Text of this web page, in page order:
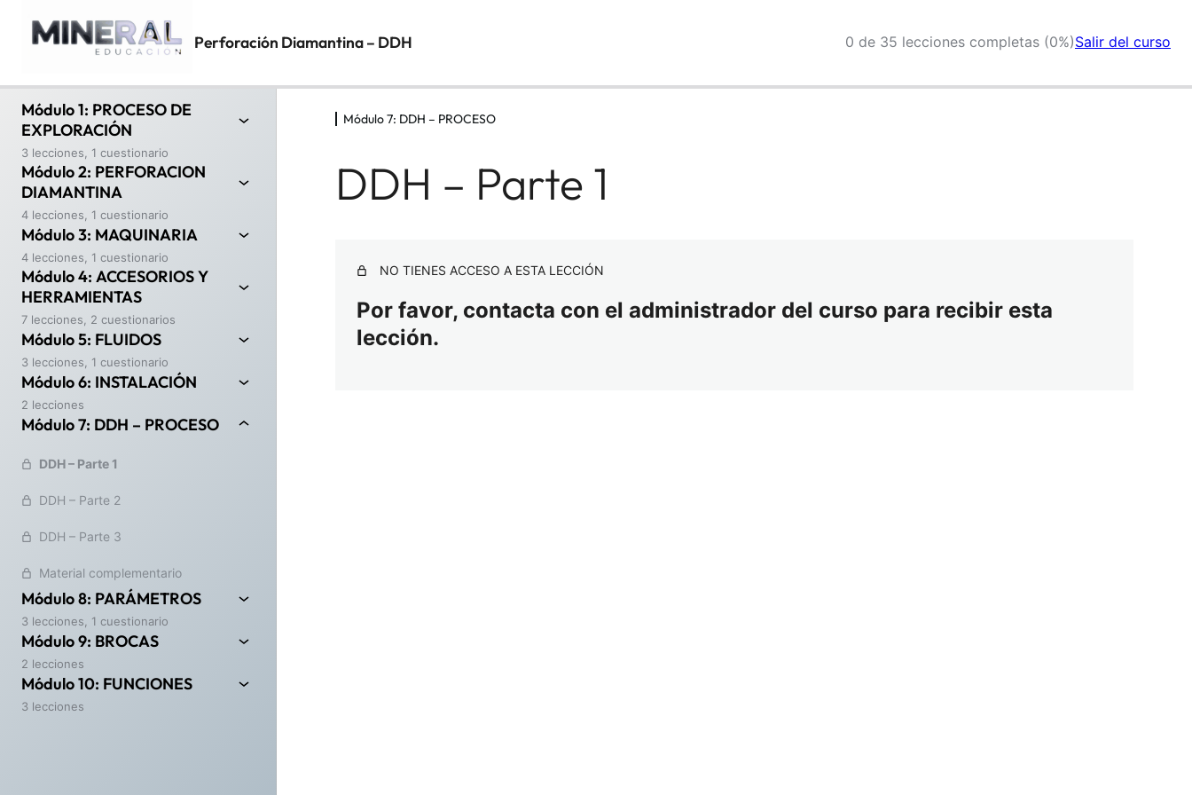
Perforación Diamantina – DDH 0 de 35 lecciones completas (0%)Salir del curso
Módulo 1: PROCESO DE
EXPLORACIÓN
3 lecciones, 1 cuestionario
Módulo 2: PERFORACION
DIAMANTINA
4 lecciones, 1 cuestionario
Módulo 3: MAQUINARIA
4 lecciones, 1 cuestionario
Módulo 4: ACCESORIOS Y
HERRAMIENTAS
7 lecciones, 2 cuestionarios
Módulo 5: FLUIDOS
3 lecciones, 1 cuestionario
Módulo 6: INSTALACIÓN
2 lecciones
Módulo 7: DDH – PROCESO
DDH – Parte 1
DDH – Parte 2
DDH – Parte 3
Material complementario
Módulo 8: PARÁMETROS
3 lecciones, 1 cuestionario
Módulo 9: BROCAS
2 lecciones
Módulo 10: FUNCIONES
3 lecciones
Módulo 7: DDH – PROCESO
DDH – Parte 1
NO TIENES ACCESO A ESTA LECCIÓN
Por favor, contacta con el administrador del curso para recibir esta
lección.